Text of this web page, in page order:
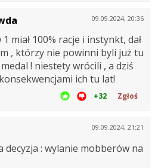
09.09.2024, 20:36
miał 100% racje i instynkt, dał
, którzy nie powinni byli już tu
! niestety wrócili , a dziś
ich tu lat!
+32 Zgłoś
09.09.2024, 21:21
decyzja : wylanie mobberów na